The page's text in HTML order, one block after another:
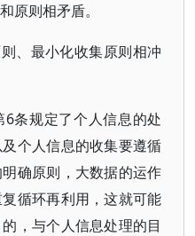
原则相矛盾。
、最小化收集原则相冲
6条规定了个人信息的处
个人信息的收集要遵循
确原则，大数据的运作
循环再利用，这就可能
，与个人信息处理的目